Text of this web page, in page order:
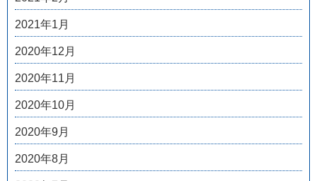
2021年1月
2020年12月
2020年11月
2020年10月
2020年9月
2020年8月